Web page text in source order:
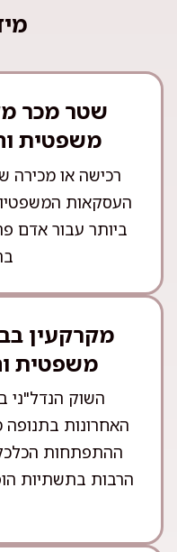
שטר מכר
משפטית
רכישה או מכירה
העסקאות
ביותר עבור אדם
מקרקעין
משפטית
השוק הנדל"ני
האחרונות
ההתפתחות
הרבות בתשתיות